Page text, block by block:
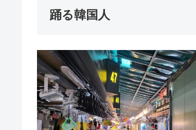
踊る韓国人